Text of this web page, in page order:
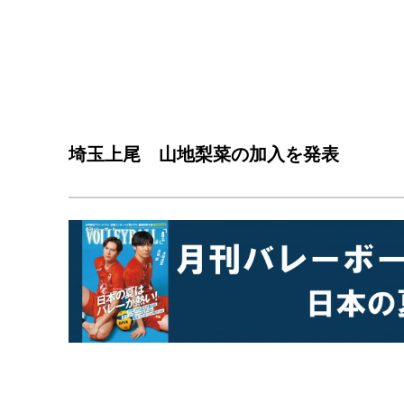
埼玉上尾 山地梨菜の加入を発表